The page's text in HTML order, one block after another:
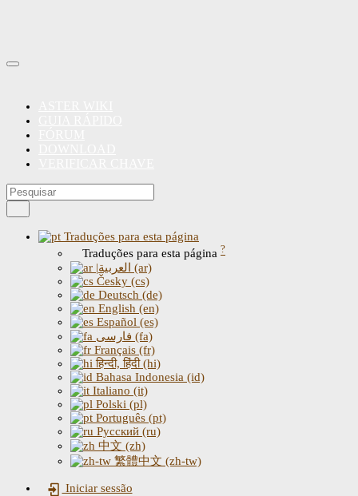
Traduções para esta página
Traduções para esta página ?
|العربية (ar)
Česky (cs)
Deutsch (de)
English (en)
Español (es)
فارسی (fa)
Français (fr)
हिन्दी, हिंदी (hi)
Bahasa Indonesia (id)
Italiano (it)
Polski (pl)
Português (pt)
Русский (ru)
中文 (zh)
繁體中文 (zh-tw)
Iniciar sessão